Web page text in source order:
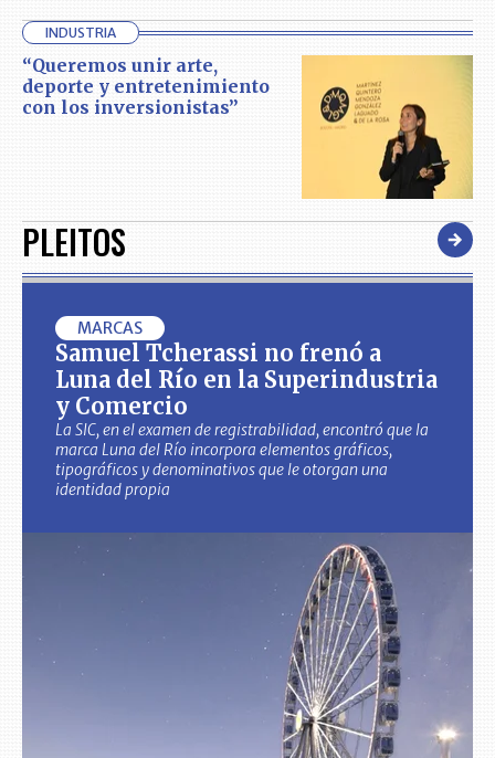
INDUSTRIA
“Queremos unir arte,
deporte y entretenimiento
con los inversionistas”
PLEITOS
MARCAS
Samuel Tcherassi no frenó a
Luna del Río en la Superindustria
y Comercio
La SIC, en el examen de registrabilidad, encontró que la
marca Luna del Río incorpora elementos gráficos,
tipográficos y denominativos que le otorgan una
identidad propia